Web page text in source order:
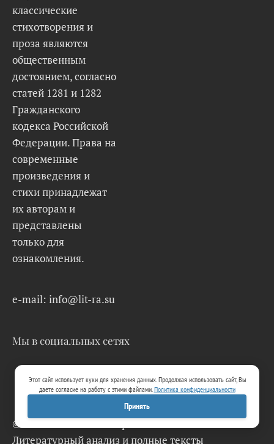
классические
стихотворения и
проза являются
общественным
достоянием, согласно
статей 1281 и 1282
Гражданского
кодекса Российской
Федерации. Права на
современные
произведения и
стихи принадлежат
их авторам и
представлены
только для
ознакомления.
e-mail: info@lit-ra.su
Мы в социальных сетях
© 2026 Lit-Ra.su. Электронная библиотека.
Литературный анализ и полные тексты
Этот сайт использует куки для хранения данных. Продолжая использовать сайт, Вы
даете согласие на работу с этими файлами.Политика конфиденциальности
Принять